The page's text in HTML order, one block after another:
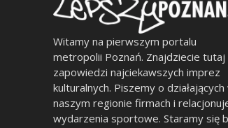
Witamy na pierwszym portalu
metropolii Poznań. Znajdziecie tutaj
zapowiedzi najciekawszych imprez
kulturalnych. Piszemy o działających
naszym regionie firmach i
wydarzenia sportowe. Staramy się